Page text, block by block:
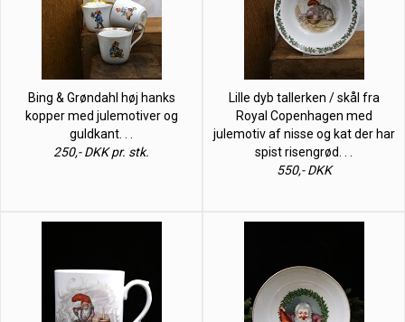
Bing & Grøndahl høj hanks
kopper med julemotiver og
guldkant. . .
250,- DKK pr. stk.
Lille dyb tallerken / skål fra
Royal Copenhagen med
julemotiv af nisse og kat der har
spist risengrød. . .
550,- DKK